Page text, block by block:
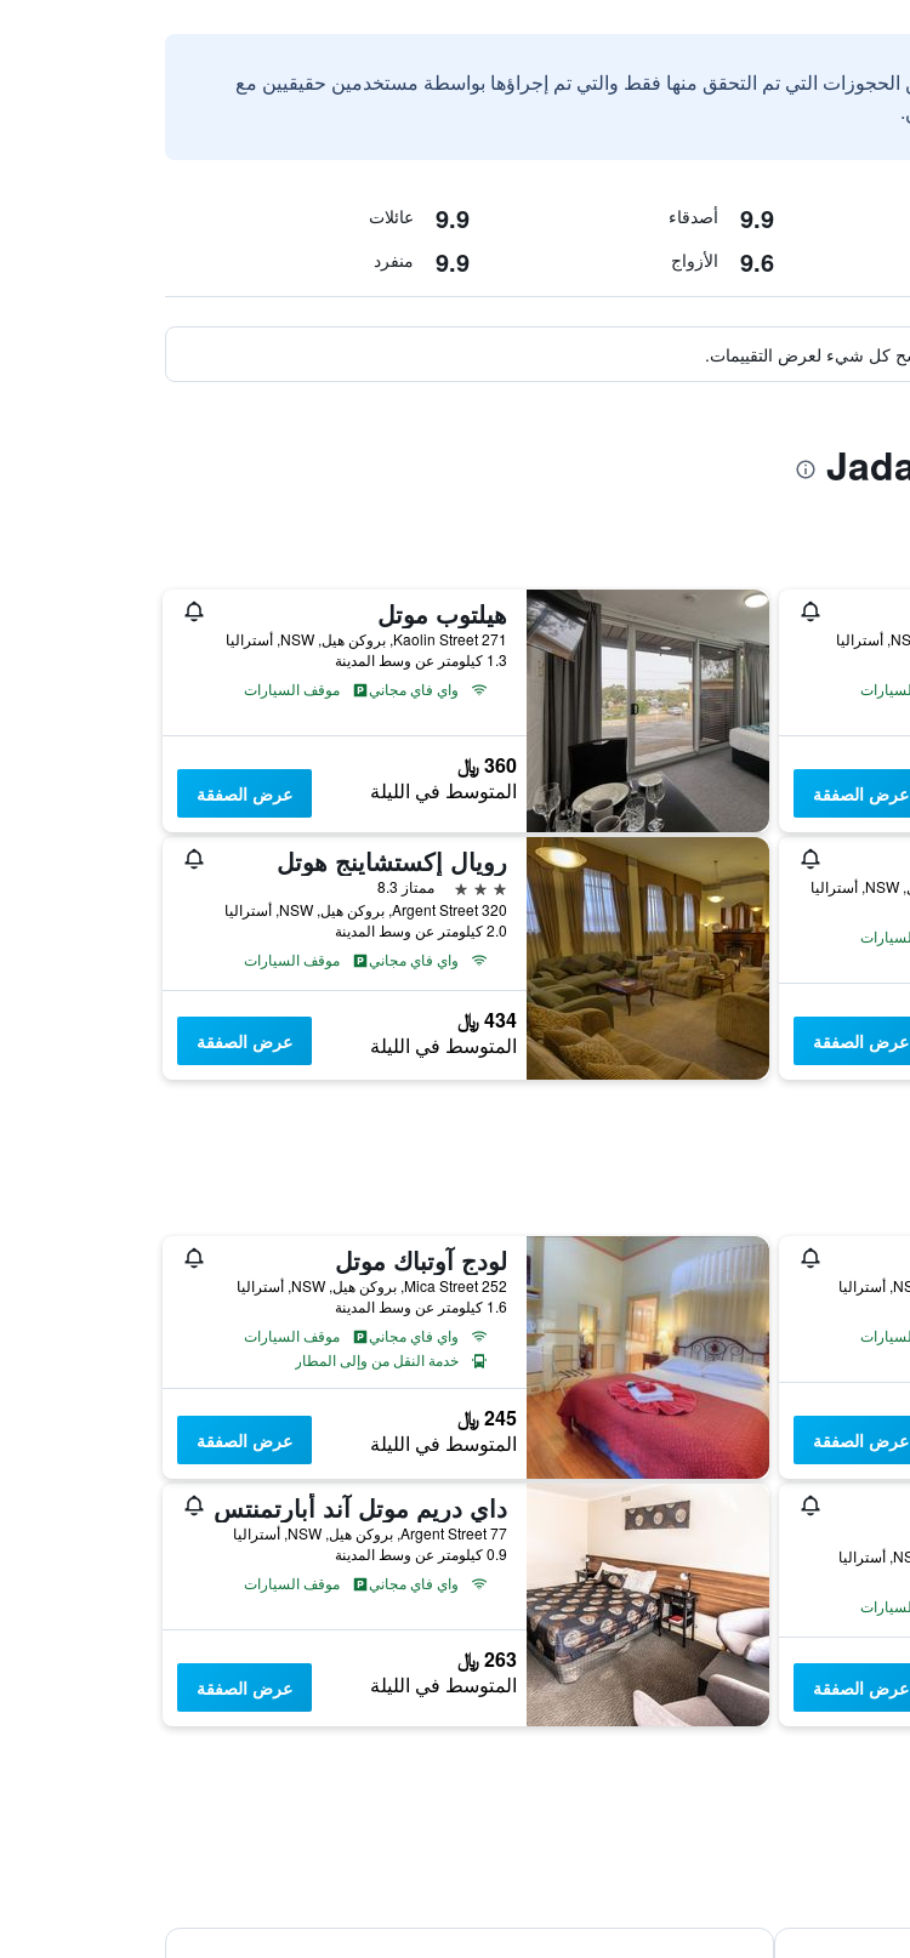
التي تم التحقق منها فقط والتي تم إجراؤها بواسطة مستخدمين حقيقيين مع
9.9 أصدقاء 9.9 عائلات
9.6 الأزواج 9.9 منفرد
كل شيء لعرض التقييمات.
عرض الصفقة
هيلتوب موتل
271 Kaolin Street, بروكن هيل, NSW, أستراليا
1.3 كيلومتر عن وسط المدينة
واي فاي مجاني
موقف السيارات
360 ﷼
المتوسط في الليلة عرض الصفقة
عرض الصفقة
رويال إكستشاينج هوتل
3 نجوم
ممتاز 8.3
320 Argent Street, بروكن هيل, NSW, أستراليا
2.0 كيلومتر عن وسط المدينة
واي فاي مجاني
موقف السيارات
434 ﷼
المتوسط في الليلة عرض الصفقة
عرض الصفقة
لودج آوتباك موتل
252 Mica Street, بروكن هيل, NSW, أستراليا
1.6 كيلومتر عن وسط المدينة
واي فاي مجاني
موقف السيارات
خدمة النقل من وإلى المطار
245 ﷼
المتوسط في الليلة عرض الصفقة
عرض الصفقة
داي دريم موتل آند أبارتمنتس
77 Argent Street, بروكن هيل, NSW, أستراليا
0.9 كيلومتر عن وسط المدينة
واي فاي مجاني
موقف السيارات
263 ﷼
المتوسط في الليلة عرض الصفقة